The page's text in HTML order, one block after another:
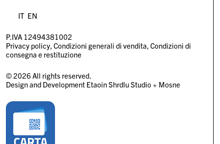
IT EN
P.IVA 12494381002
Privacy policy Condizioni generali di vendita Condizioni di
consegna e restituzione
© 2026 All rights reserved.
Design and Development Etaoin Shrdlu Studio+ Mosne